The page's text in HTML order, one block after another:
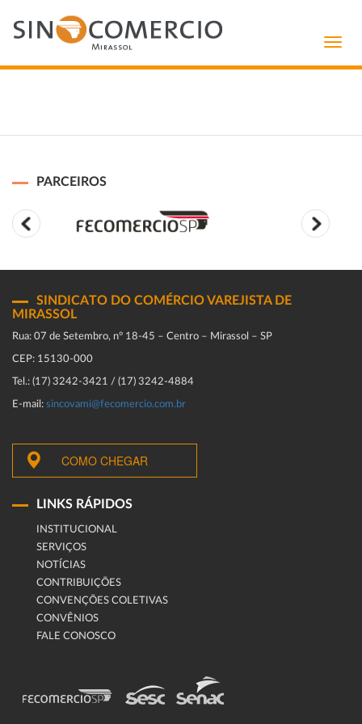
PARCEIROS
SINDICATO DO COMÉRCIO VAREJISTA DE
MIRASSOL
Rua: 07 de Setembro, n° 18-45 – Centro – Mirassol – SP
CEP: 15130-000
Tel.: (17) 3242-3421 / (17) 3242-4884
E-mail: sincovami@fecomercio.com.br
COMO CHEGAR
LINKS RÁPIDOS
INSTITUCIONAL
SERVIÇOS
NOTÍCIAS
CONTRIBUIÇÕES
CONVENÇÕES COLETIVAS
CONVÊNIOS
FALE CONOSCO